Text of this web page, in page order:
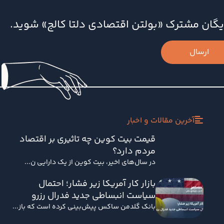
مشترک «بولتن اقتصادی دلتا کالج» شوید.
ارسال
آخرین مقالات و اخبار
قیمت بیت کوین چه تاثیری بر اقتصاد
مردم دارد؟
در سال‌های اخیر، بیت کوین از یک دارایی ن...
بازار کار آمریکا زیر فشار؛ احتمال
سیاست انبساطی جدید فدرال رزرو
بانک گلدمن ساکس پیش‌بینی کرده است که باز...